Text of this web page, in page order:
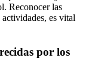
Reconocer las
actividades, es vital
por los